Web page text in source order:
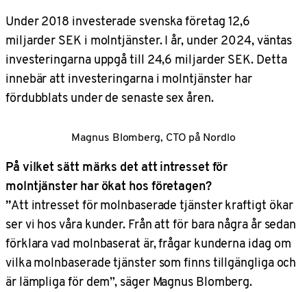
Under 2018 investerade svenska företag 12,6
miljarder SEK i molntjänster. I år, under 2024, väntas
investeringarna uppgå till 24,6 miljarder SEK. Detta
innebär att investeringarna i molntjänster har
fördubblats under de senaste sex åren.
Magnus Blomberg, CTO på Nordlo
På vilket sätt märks det att intresset för
molntjänster har ökat hos företagen?
”Att intresset för molnbaserade tjänster kraftigt ökar
ser vi hos våra kunder. Från att för bara några år sedan
förklara vad molnbaserat är, frågar kunderna idag om
vilka molnbaserade tjänster som finns tillgängliga och
är lämpliga för dem”, säger Magnus Blomberg.